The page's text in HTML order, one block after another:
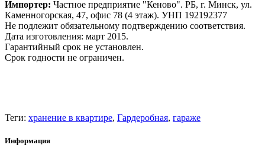
Импортер: Частное предприятие "Кеново". РБ, г. Минск, ул.
Каменногорская, 47, офис 78 (4 этаж). УНП 192192377
Не подлежит обязательному подтверждению соответствия.
Дата изготовления: март 2015.
Гарантийный срок не установлен.
Срок годности не ограничен.
Теги: хранение в квартире, Гардеробная, гараже
Информация